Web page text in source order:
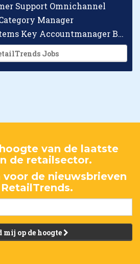
Support Omnichannel
Manager
Checkpoint Systems Key Accountmanager Benelux
Jobs
van de laatste
de retailsector.
voor de nieuwsbrieven
mij op de hoogte